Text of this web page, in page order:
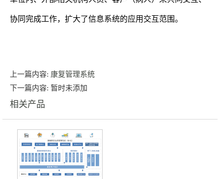
协同完成工作，扩大了信息系统的应用交互范围。
上一篇内容: 康复管理系统
下一篇内容: 暂时未添加
相关产品